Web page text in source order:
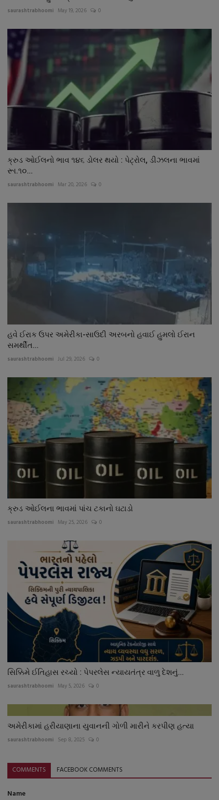
saurashtrabhoomi May 19, 2026 0
ક્રુડ ઓઈલનો ભાવ ૧૪૬ ડોલર થયો : પેટ્રોલ, ડીઝલના ભાવમાં
રૂા.૧૦...
saurashtrabhoomi Mar 20, 2026 0
હવે ઈરાક ઉપર અમેરીકા-સાઉદી અરબનો હવાઈ હુમલો ઈરાન
સમર્થીત...
saurashtrabhoomi Jul 29, 2026 0
ક્રુડ ઓઈલના ભાવમાં પાંચ ટકાનો ઘટાડો
saurashtrabhoomi May 25, 2026 0
સિક્કિમે ઈતિહાસ રચ્યો : પેપરલેસ ન્યાયતંત્ર વાળુ દેશનું...
saurashtrabhoomi May 5, 2026 0
અમેરીકામાં હરીયાણાના યુવાનની ગોળી મારીને કરપીણ હત્યા
saurashtrabhoomi Sep 8, 2025 0
COMMENTS FACEBOOK COMMENTS
Name